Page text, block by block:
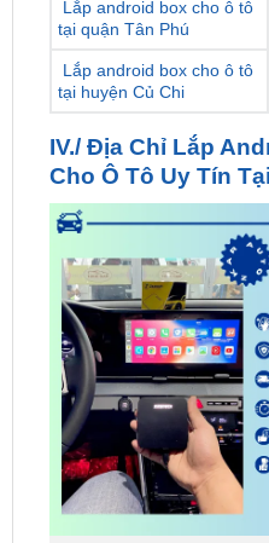
Lắp android box cho ô tô
tại huyện Củ Chi
IV./ Địa Chỉ Lắp
ZKar Auto Đồ Chơi –